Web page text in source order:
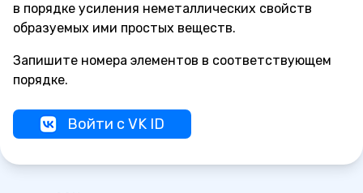
в порядке усиления неметаллических свойств
образуемых ими простых веществ.
Запишите номера элементов в соответствующем
порядке.
Войти с VK ID